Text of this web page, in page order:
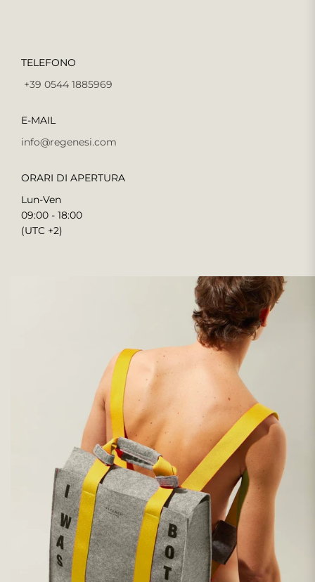
TELEFONO
+39 0544 1885969
E-MAIL
info@regenesi.com
ORARI DI APERTURA
Lun-Ven
09:00 - 18:00
(UTC +2)